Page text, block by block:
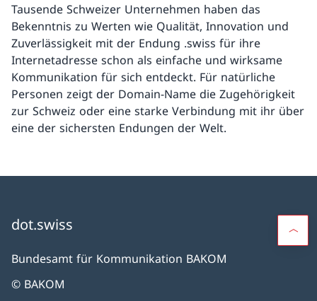
Tausende Schweizer Unternehmen haben das
Bekenntnis zu Werten wie Qualität, Innovation und
Zuverlässigkeit mit der Endung .swiss für ihre
Internetadresse schon als einfache und wirksame
Kommunikation für sich entdeckt. Für natürliche
Personen zeigt der Domain-Name die Zugehörigkeit
zur Schweiz oder eine starke Verbindung mit ihr über
eine der sichersten Endungen der Welt.
dot.swiss
Bundesamt für Kommunikation BAKOM
© BAKOM